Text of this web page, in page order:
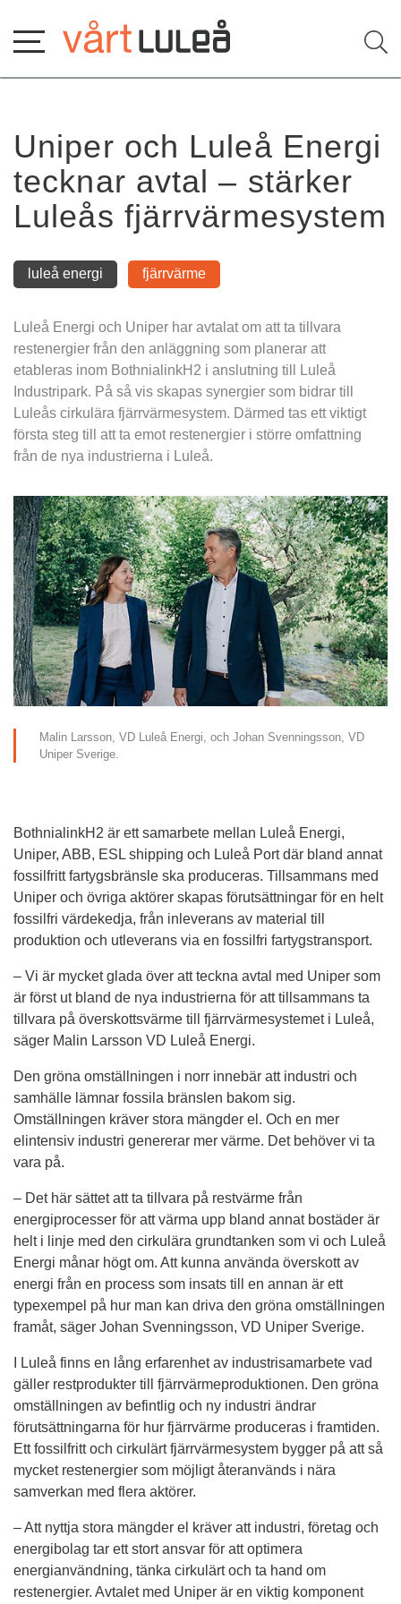
innehåll
Uniper och Luleå Energi
tecknar avtal – stärker
Luleås fjärrvärmesystem
luleå energi fjärrvärme
Luleå Energi och Uniper har avtalat om att ta tillvara
restenergier från den anläggning som planerar att
etableras inom BothnialinkH2 i anslutning till Luleå
Industripark. På så vis skapas synergier som bidrar till
Luleås cirkulära fjärrvärmesystem. Därmed tas ett viktigt
första steg till att ta emot restenergier i större omfattning
från de nya industrierna i Luleå.
Malin Larsson, VD Luleå Energi, och Johan Svenningsson, VD
Uniper Sverige.
BothnialinkH2 är ett samarbete mellan Luleå Energi,
Uniper, ABB, ESL shipping och Luleå Port där bland annat
fossilfritt fartygsbränsle ska produceras. Tillsammans med
Uniper och övriga aktörer skapas förutsättningar för en helt
fossilfri värdekedja, från inleverans av material till
produktion och utleverans via en fossilfri fartygstransport.
– Vi är mycket glada över att teckna avtal med Uniper som
är först ut bland de nya industrierna för att tillsammans ta
tillvara på överskottsvärme till fjärrvärmesystemet i Luleå,
säger Malin Larsson VD Luleå Energi.
Den gröna omställningen i norr innebär att industri och
samhälle lämnar fossila bränslen bakom sig.
Omställningen kräver stora mängder el. Och en mer
elintensiv industri genererar mer värme. Det behöver vi ta
vara på.
– Det här sättet att ta tillvara på restvärme från
energiprocesser för att värma upp bland annat bostäder är
helt i linje med den cirkulära grundtanken som vi och Luleå
Energi månar högt om. Att kunna använda överskott av
energi från en process som insats till en annan är ett
typexempel på hur man kan driva den gröna omställningen
framåt, säger Johan Svenningsson, VD Uniper Sverige.
I Luleå finns en lång erfarenhet av industrisamarbete vad
gäller restprodukter till fjärrvärmeproduktionen. Den gröna
omställningen av befintlig och ny industri ändrar
förutsättningarna för hur fjärrvärme produceras i framtiden.
Ett fossilfritt och cirkulärt fjärrvärmesystem bygger på att så
mycket restenergier som möjligt återanvänds i nära
samverkan med flera aktörer.
– Att nyttja stora mängder el kräver att industri, företag och
energibolag tar ett stort ansvar för att optimera
energianvändning, tänka cirkulärt och ta hand om
restenergier. Avtalet med Uniper är en viktig komponent